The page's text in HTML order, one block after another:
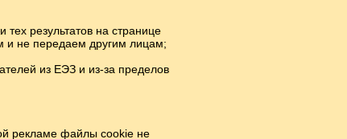
тех результатов на странице
и не передаем другим лицам;
из ЕЭЗ и из-за пределов
рекламе файлы cookie не